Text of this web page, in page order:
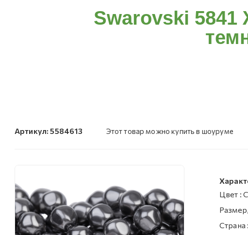
Swarovski
Артикул: 5584613 Этот товар можно купить в шоуруме
Цвет :
Страна :